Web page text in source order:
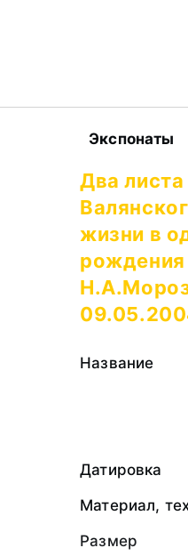
Экспонаты
Два листа
жизни в
рождения
Название
Датировка
Материал,
Размер